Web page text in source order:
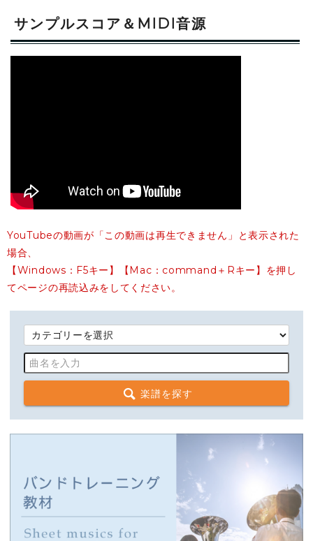
サンプルスコア＆MIDI音源
YouTubeの動画が「この動画は再生できません」と表示された
場合、
【Windows：F5キー】【Mac：command＋Rキー】を押し
てページの再読込みをしてください。
楽譜を探す